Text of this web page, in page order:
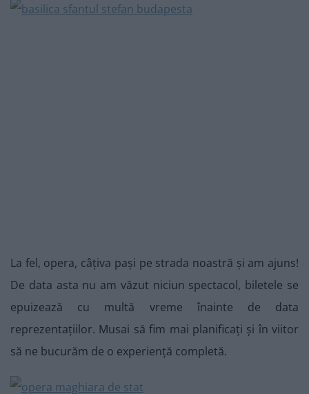
La fel, opera, câțiva pași pe strada noastră și am ajuns!
De data asta nu am văzut niciun spectacol, biletele se
epuizează cu multă vreme înainte de data
reprezentațiilor. Musai să fim mai planificați și în viitor
să ne bucurăm de o experiență completă.